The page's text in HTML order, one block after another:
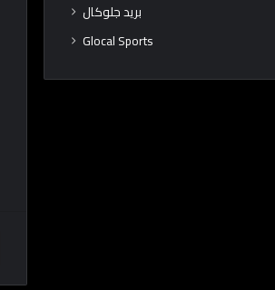
بريد جلوكال
Glocal Sports